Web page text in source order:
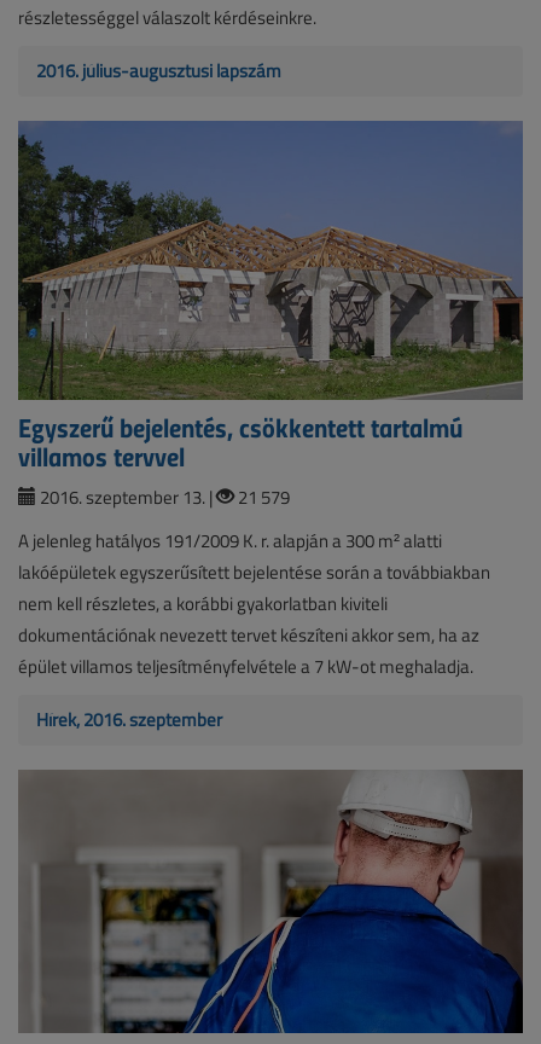
részletességgel válaszolt kérdéseinkre.
2016. július-augusztusi lapszám
Egyszerű bejelentés, csökkentett tartalmú
villamos tervvel
2016. szeptember 13. |
21 579
A jelenleg hatályos 191/2009 K. r. alapján a 300 m² alatti
lakóépületek egyszerűsített bejelentése során a továbbiakban
nem kell részletes, a korábbi gyakorlatban kiviteli
dokumentációnak nevezett tervet készíteni akkor sem, ha az
épület villamos teljesítményfelvétele a 7 kW-ot meghaladja.
Hírek, 2016. szeptember